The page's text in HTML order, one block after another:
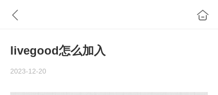
livegood怎么加入
2023-12-20